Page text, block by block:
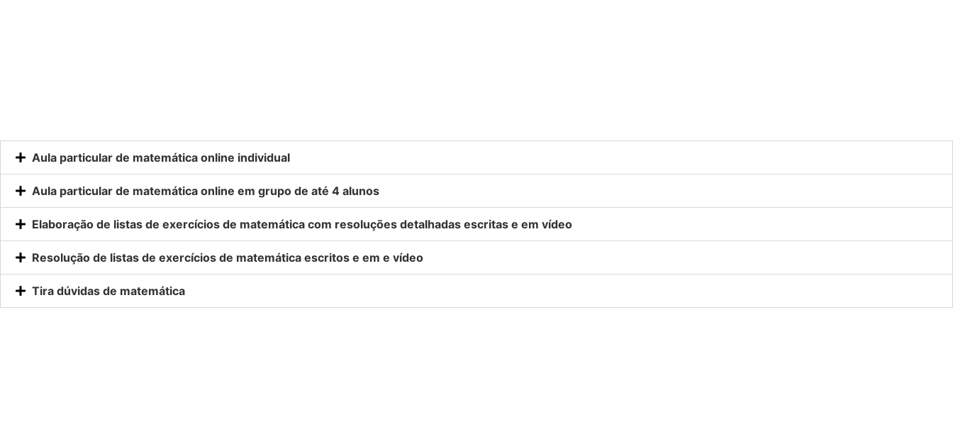
Aula particular de matemática online individual
Aula particular de matemática online em grupo de até 4 alunos
Elaboração de listas de exercícios de matemática com resoluções detalhadas escritas e em vídeo
Resolução de listas de exercícios de matemática escritos e em e vídeo
Tira dúvidas de matemática